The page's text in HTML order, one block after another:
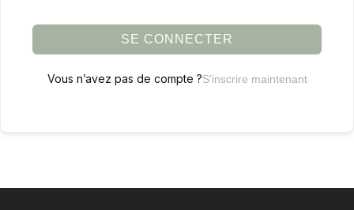
SE CONNECTER
Vous n’avez pas de compte ?S’inscrire maintenant